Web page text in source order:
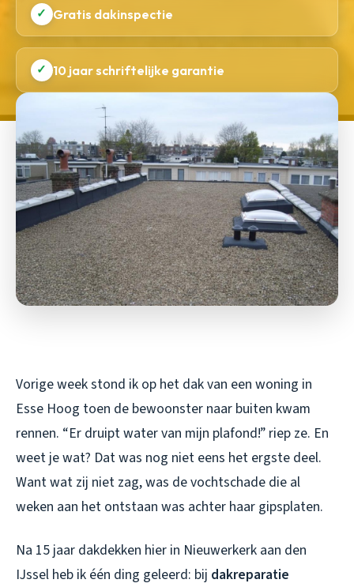
✓ Gratis dakinspectie
✓ 10 jaar schriftelijke garantie
Vorige week stond ik op het dak van een woning in
Esse Hoog toen de bewoonster naar buiten kwam
rennen. “Er druipt water van mijn plafond!” riep ze. En
weet je wat? Dat was nog niet eens het ergste deel.
Want wat zij niet zag, was de vochtschade die al
weken aan het ontstaan was achter haar gipsplaten.
Na 15 jaar dakdekken hier in Nieuwerkerk aan den
IJssel heb ik één ding geleerd: bij dakreparatie